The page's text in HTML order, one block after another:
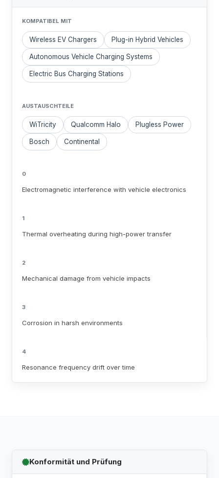
KOMPATIBEL MIT
Wireless EV Chargers Plug-in Hybrid Vehicles
Autonomous Vehicle Charging Systems
Electric Bus Charging Stations
AUSTAUSCHTEILE
WiTricity Qualcomm Halo Plugless Power
Bosch Continental
0
Electromagnetic interference with vehicle electronics
1
Thermal overheating during high-power transfer
2
Mechanical damage from vehicle impacts
3
Corrosion in harsh environments
4
Resonance frequency drift over time
Konformität und Prüfung